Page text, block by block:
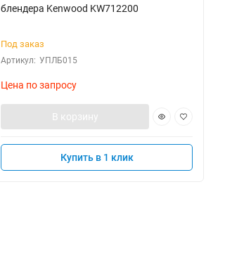
блендера Kenwood KW712200
Под заказ
Артикул: УПЛБ015
Цена по запросу
В корзину
Купить в 1 клик